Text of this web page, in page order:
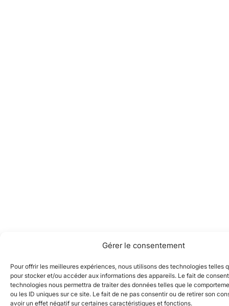
Gérer le consentement
Pour offrir les meilleures expériences, nous utilisons des technologies telles
pour stocker et/ou accéder aux informations des appareils. Le fait de
technologies nous permettra de traiter des données telles que le
ou les ID uniques sur ce site. Le fait de ne pas consentir ou de retirer son
avoir un effet négatif sur certaines caractéristiques et fonctions.